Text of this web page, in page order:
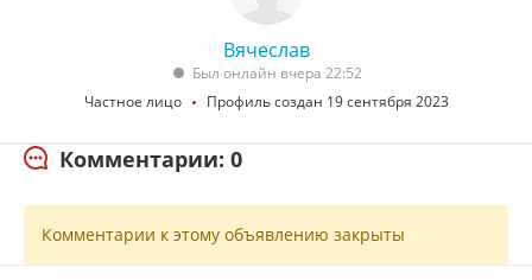
Вячеслав
Был онлайн вчера 22:52
Частное лицо
Профиль создан 19 сентября 2023
Комментарии: 0
Комментарии к этому объявлению закрыты